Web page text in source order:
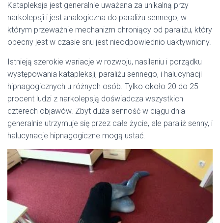
Katapleksja jest generalnie uważana za unikalną przy
narkolepsji i jest analogiczna do paraliżu sennego, w
którym przeważnie mechanizm chroniący od paraliżu, który
obecny jest w czasie snu jest nieodpowiednio uaktywniony.
Istnieją szerokie wariacje w rozwoju, nasileniu i porządku
występowania katapleksji, paraliżu sennego, i halucynacji
hipnagogicznych u różnych osób. Tylko około 20 do 25
procent ludzi z narkolepsją doświadcza wszystkich
czterech objawów. Zbyt duża senność w ciągu dnia
generalnie utrzymuje się przez całe życie, ale paraliż senny, i
halucynacje hipnagogiczne mogą ustać.